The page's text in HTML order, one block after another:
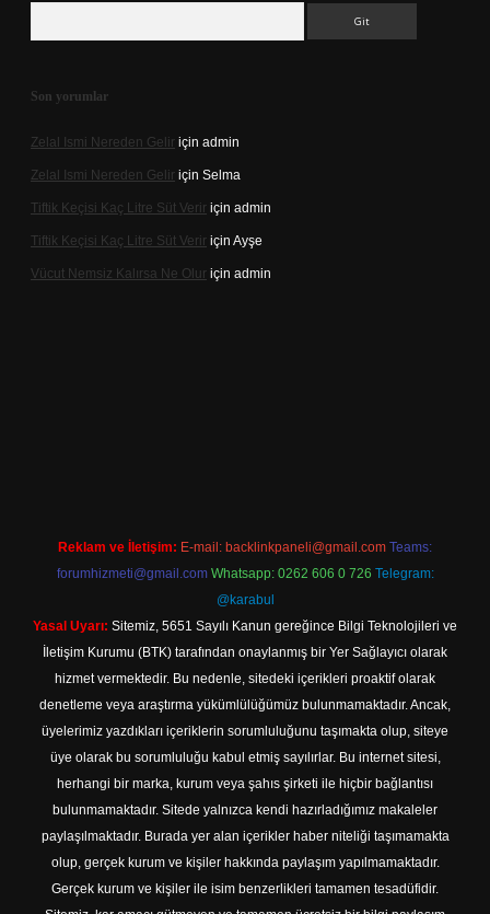
Son yorumlar
Zelal Ismi Nereden Gelir için admin
Zelal Ismi Nereden Gelir için Selma
Tiftik Keçisi Kaç Litre Süt Verir için admin
Tiftik Keçisi Kaç Litre Süt Verir için Ayşe
Vücut Nemsiz Kalırsa Ne Olur için admin
Reklam ve İletişim: E-mail: backlinkpaneli@gmail.com Teams:
forumhizmeti@gmail.com Whatsapp: 0262 606 0 726 Telegram:
@karabul
Yasal Uyarı: Sitemiz, 5651 Sayılı Kanun gereğince Bilgi Teknolojileri ve
İletişim Kurumu (BTK) tarafından onaylanmış bir Yer Sağlayıcı olarak
hizmet vermektedir. Bu nedenle, sitedeki içerikleri proaktif olarak
denetleme veya araştırma yükümlülüğümüz bulunmamaktadır. Ancak,
üyelerimiz yazdıkları içeriklerin sorumluluğunu taşımakta olup, siteye
üye olarak bu sorumluluğu kabul etmiş sayılırlar. Bu internet sitesi,
herhangi bir marka, kurum veya şahıs şirketi ile hiçbir bağlantısı
bulunmamaktadır. Sitede yalnızca kendi hazırladığımız makaleler
paylaşılmaktadır. Burada yer alan içerikler haber niteliği taşımamakta
olup, gerçek kurum ve kişiler hakkında paylaşım yapılmamaktadır.
Gerçek kurum ve kişiler ile isim benzerlikleri tamamen tesadüfidir.